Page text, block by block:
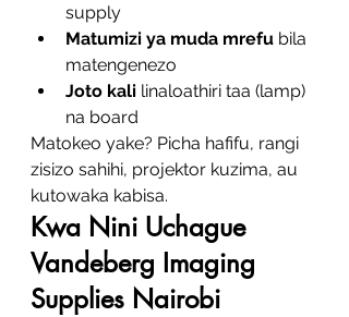
supply
Matumizi ya muda mrefu bila
matengenezo
Joto kali linaloathiri taa (lamp)
na board
Matokeo yake? Picha hafifu, rangi
zisizo sahihi, projektor kuzima, au
kutowaka kabisa.
Kwa Nini Uchague
Vandeberg Imaging
Supplies Nairobi